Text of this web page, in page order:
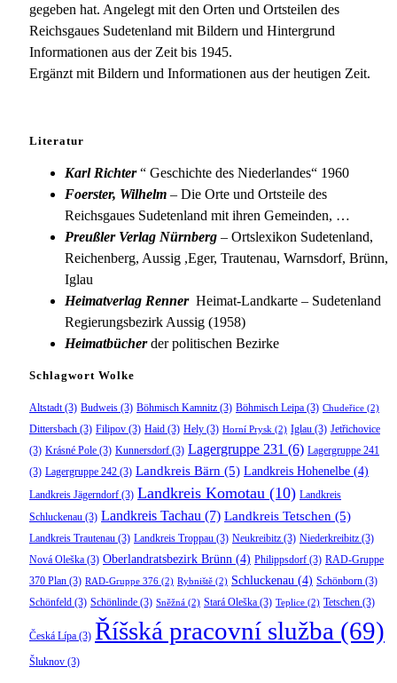
gegeben hat. Angelegt mit den Orten und Ortsteilen des
Reichsgaues Sudetenland mit Bildern und Hintergrund
Informationen aus der Zeit bis 1945.
Ergänzt mit Bildern und Informationen aus der heutigen Zeit.
Literatur
Karl Richter“ Geschichte des Niederlandes“ 1960
Foerster, Wilhelm – Die Orte und Ortsteile des
Reichsgaues Sudetenland mit ihren Gemeinden, …
Preußler Verlag Nürnberg – Ortslexikon Sudetenland,
Reichenberg, Aussig ,Eger, Trautenau, Warnsdorf, Brünn,
Iglau
Heimatverlag Renner Heimat-Landkarte – Sudetenland
Regierungsbezirk Aussig (1958)
Heimatbücherder politischen Bezirke
Schlagwort Wolke
Altstadt(3) Budweis (3) Böhmisch Kamnitz (3) Böhmisch Leipa (3) Chudeřice (2)
Dittersbach (3) Filipov (3) Haid (3) Hely (3) Horní Prysk (2) Iglau (3) Jetřichovice
(3) Krásné Pole (3) Kunnersdorf (3) Lagergruppe 231 (6) Lagergruppe 241
(3) Lagergruppe 242 (3) Landkreis Bärn (5) Landkreis Hohenelbe (4)
Landkreis Jägerndorf (3) Landkreis Komotau (10) Landkreis
Schluckenau (3) Landkreis Tachau (7) Landkreis Tetschen (5)
Landkreis Trautenau (3) Landkreis Troppau (3) Neukreibitz (3) Niederkreibitz (3)
Nová Oleška (3) Oberlandratsbezirk Brünn (4) Philippsdorf (3) RAD-Gruppe
370 Plan (3) RAD-Gruppe 376 (2) Rybniště (2) Schluckenau (4) Schönborn (3)
Schönfeld (3) Schönlinde (3) Sněžná (2) Stará Oleška (3) Teplice (2) Tetschen (3)
Česká Lípa (3) Říšská pracovní služba (69)
Šluknov (3)